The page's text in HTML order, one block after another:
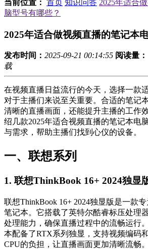
当前位置： 首页 知识问答 2025年适合
脑型号有哪些？
2025年适合做视频直播的笔记本
发布时间： 2025-09-21 00:14:55 阅读量：
载
在视频直播日益流行的今天，选择一款
对于主播们来说至关重要。合适的笔记
清晰的直播画面，还能提升主播的工作
绍几款2025年适合视频直播的笔记本电
与需求，帮助主播们找到心仪的设备。
一、联想系列
1. 联想ThinkBook 16+ 2024独显
联想ThinkBook 16+ 2024独显版是一款
笔记本。它搭载了英特尔酷睿标压处理
处理能力，确保直播过程中的流畅运行
本配备了RTX系列独显，支持视频编码
CPU的负担，让直播画面更加清晰流畅